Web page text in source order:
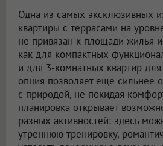
Одна из самых эксклюзивных
квартиры с террасами на
не привязан к площади жилья
как для компактных
и для 3-комнатных квартир для
опция позволяет еще сильнее
с природой, не покидая
планировка открывает
разных активностей: здесь
утреннюю тренировку,